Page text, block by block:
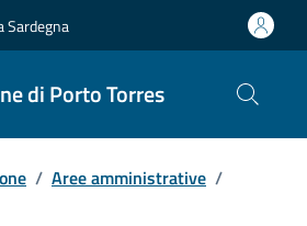
Sardegna
di Porto Torres
/ Aree amministrative /